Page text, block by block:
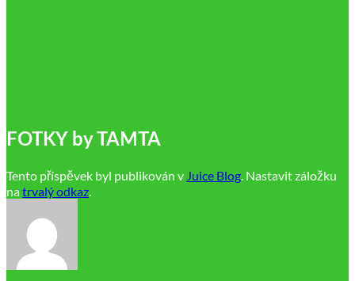
FOTKY by TAMTA
Tento příspěvek byl publikován v Juice Blog. Nastavit záložku
natrvalý odkaz.